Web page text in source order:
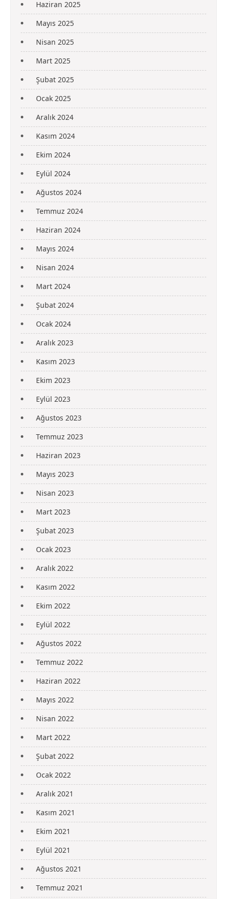
Haziran 2025
Mayıs 2025
Nisan 2025
Mart 2025
Şubat 2025
Ocak 2025
Aralık 2024
Kasım 2024
Ekim 2024
Eylül 2024
Ağustos 2024
Temmuz 2024
Haziran 2024
Mayıs 2024
Nisan 2024
Mart 2024
Şubat 2024
Ocak 2024
Aralık 2023
Kasım 2023
Ekim 2023
Eylül 2023
Ağustos 2023
Temmuz 2023
Haziran 2023
Mayıs 2023
Nisan 2023
Mart 2023
Şubat 2023
Ocak 2023
Aralık 2022
Kasım 2022
Ekim 2022
Eylül 2022
Ağustos 2022
Temmuz 2022
Haziran 2022
Mayıs 2022
Nisan 2022
Mart 2022
Şubat 2022
Ocak 2022
Aralık 2021
Kasım 2021
Ekim 2021
Eylül 2021
Ağustos 2021
Temmuz 2021